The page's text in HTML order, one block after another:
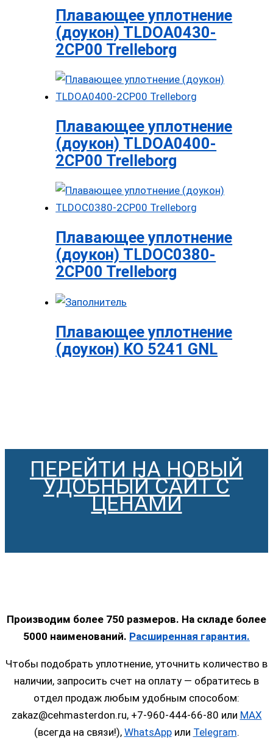
Плавающее уплотнение
(доукон) TLDOA0430-
2CP00 Trelleborg
Плавающее уплотнение
(доукон) TLDOA0400-
2CP00 Trelleborg
Плавающее уплотнение
(доукон) TLDOC0380-
2CP00 Trelleborg
Плавающее уплотнение
(доукон) KO 5241 GNL
ПЕРЕЙТИ НА НОВЫЙ
УДОБНЫЙ САЙТ С
ЦЕНАМИ
Производим более 750 размеров. На складе более
5000 наименований. Расширенная гарантия.
Чтобы подобрать уплотнение, уточнить количество в
наличии, запросить счет на оплату — обратитесь в
отдел продаж любым удобным способом:
zakaz@cehmasterdon.ru, +7-960-444-66-80 или MAX
(всегда на связи!), WhatsAppили Telegram.